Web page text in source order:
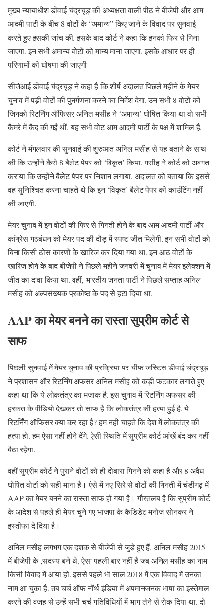
मुख्य न्यायाधीश डीवाई चंद्रचूड़ की अध्‍यक्षता वाली पीठ ने बीजेपी और आम
आदमी पार्टी के बीच 8 वोटों के “अमान्य” क‍िए जाने के व‍िवाद पर सुनवाई
करते हुए इसकी जांच की. इसके बाद कोर्ट ने कहा कि इनको फ‍िर से गिना
जाएगा. इन सभी अमान्‍य वोटों को मान्‍य माना जाएगा. इसके आधार पर ही
पर‍िणामों की घोषणा की जाएगी
सीजेआई डीवाई चंद्रचूड़ ने कहा है कि शीर्ष अदालत पिछले महीने के मेयर
चुनाव में पड़ी वोटों की पुनर्गणना करने का निर्देश देगा. उन सभी 8 वोटों को
जिनको रिटर्निंग ऑफिसर अनिल मसीह ने ‘अमान्य’ घोषित किया था वो सभी
कैमरे में कैद की गईं थीं. यह सभी वोट आम आदमी पार्टी के पक्ष में शामिल हैं.
कोर्ट ने मंगलवार की सुनवाई की शुरुआत अनिल मसीह से यह बताने के साथ
की क‍ि उन्‍होंने कैसे 8 बैलेट पेपर को ‘व‍िकृत’ किया. मसीह ने कोर्ट को अवगत
कराया क‍ि उन्होंने बैलेट पेपर पर निशान लगाया. अदालत को बताया कि इससे
वह सुनिश्चित करना चाहते थे कि इन ‘विकृत’ बैलेट पेपर की काउंट‍िंग नहीं
की जाएगी.
मेयर चुनाव में इन वोटों की फ‍िर से ग‍िनती होने के बाद आम आदमी पार्टी और
कांग्रेस गठबंधन को मेयर पद की दौड़ में स्पष्ट जीत मिलेगी. इन सभी वोटों को
ब‍िना क‍िसी ठोस कारणों के खार‍िज कर द‍िया गया था. इन आठ वोटों के
खारिज होने के बाद बीजेपी ने प‍िछले महीने जनवरी में चुनाव में मेयर इलेक्‍शन में
जीत का दावा क‍िया था. वहीं, भारतीय जनता पार्टी ने पिछले सप्ताह अन‍िल
मसीह को अल्पसंख्यक प्रकोष्‍ठ के पद से हटा दिया था.
AAP का मेयर बनने का रास्ता सुप्रीम कोर्ट से
साफ
पिछली सुनवाई में मेयर चुनाव की प्रक्रिया पर चीफ जस्टिस डीवाई चंद्रचूड़
ने प्रशासन और रिटर्निंग अफसर अनिल मसीह को कड़ी फटकार लगाते हुए
कहा था कि ये लोकतंत्र का मजाक है. इस चुनाव में रिटर्निंग अफसर की
हरकत के वीडियो देखकर तो साफ है कि लोकतंत्र की हत्या हुई है. ये
रिटर्निंग ऑफिसर क्या कर रहा है? हम नही चाहते कि देश में लोकतंत्र की
हत्या हो. हम ऐसा नहीं होने देंगे. ऐसी स्थिति में सुप्रीम कोर्ट आंखें बंद कर नहीं
बैठा रहेगा.
वहीं सुप्रीम कोर्ट ने पुराने वोटों को ही दोबारा गिनने को कहा है और 8 अवैध
घोषित वोटों को सही माना है। ऐसे में नए सिरे से वोटों की गिनती में चंडीगढ़ में
AAP का मेयर बनने का रास्ता साफ हो गया है। गौरतलब है कि सुप्रीम कोर्ट
के आदेश से पहले ही मेयर चुने गए भाजपा के कैंडिडेट मनोज सोनकर ने
इस्तीफा दे दिया है।
अनिल मसीह लगभग एक दशक से बीजेपी से जुड़े हुए हैं. अनिल मसीह 2015
में बीजेपी के ,सदस्य बने थे. ऐसा पहली बार नहीं है जब अनिल मसीह का नाम
किसी विवाद में आया हो. इससे पहले भी साल 2018 में एक विवाद में उनका
नाम आ चुका है. तब चर्च ऑफ नॉर्थ इंडिया में अपमानजनक भाषा का इस्तेमाल
करने की वजह से उन्हें सभी चर्च गतिविधियों में भाग लेने से रोक दिया था. दो